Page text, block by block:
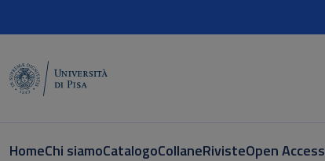
HomeChi siamoCatalogoCollaneRivisteOpen Access